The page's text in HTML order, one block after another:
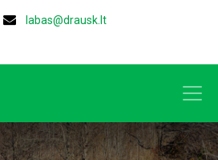
labas@drausk.lt